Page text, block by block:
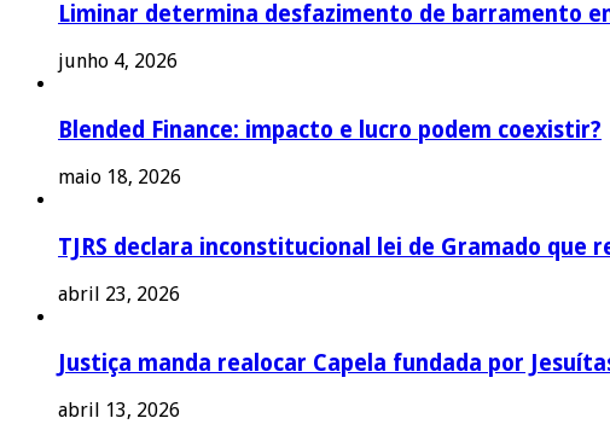
Liminar determina desfazimento de barramento
junho 4, 2026
Blended Finance: impacto e lucro podem coexistir?
maio 18, 2026
TJRS declara inconstitucional lei de Gramado que
abril 23, 2026
Justiça manda realocar Capela fundada por
abril 13, 2026